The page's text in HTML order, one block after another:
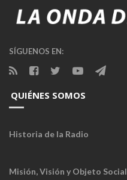
SÍGUENOS EN:
QUIÉNES SOMOS
Historia de la Radio
Misión, Visión y Objeto Social